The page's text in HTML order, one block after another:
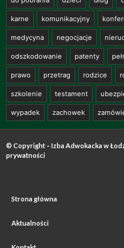
karne komunikacyjny
medycyna negocjacje
odszkodowanie patenty
prawo przetrag rodzice
szkolenie testament
wypadek zachowek
© Copyright – Izba Adwokacka w
prywatności
Strona główna
Aktualności